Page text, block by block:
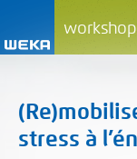
stress à